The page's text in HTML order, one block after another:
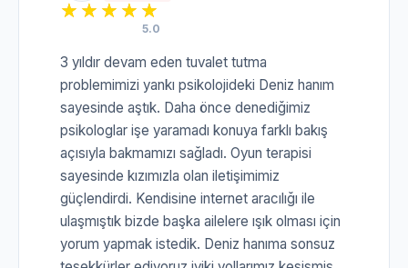
5.0
3 yıldır devam eden tuvalet tutma
problemimizi yankı psikolojideki Deniz hanım
sayesinde aştık. Daha önce denediğimiz
psikologlar işe yaramadı konuya farklı bakış
açısıyla bakmamızı sağladı. Oyun terapisi
sayesinde kızımızla olan iletişimimiz
güçlendirdi. Kendisine internet aracılığı ile
ulaşmıştık bizde başka ailelere ışık olması için
yorum yapmak istedik. Deniz hanıma sonsuz